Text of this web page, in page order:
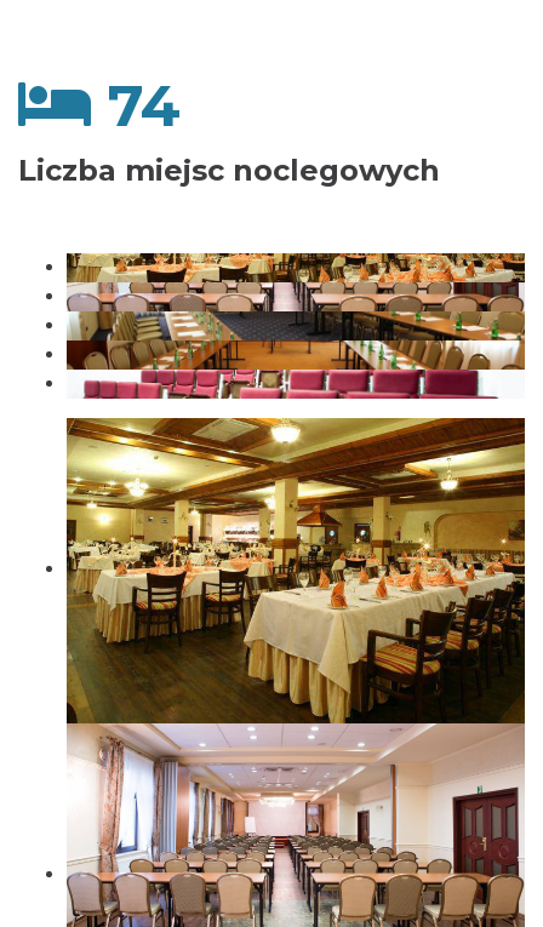
74
Liczba miejsc noclegowych